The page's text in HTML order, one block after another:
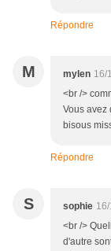
Répondre
M mylen 16/
<br />
Vous avez
bisous
Répondre
S sophie
<br />
d'autre